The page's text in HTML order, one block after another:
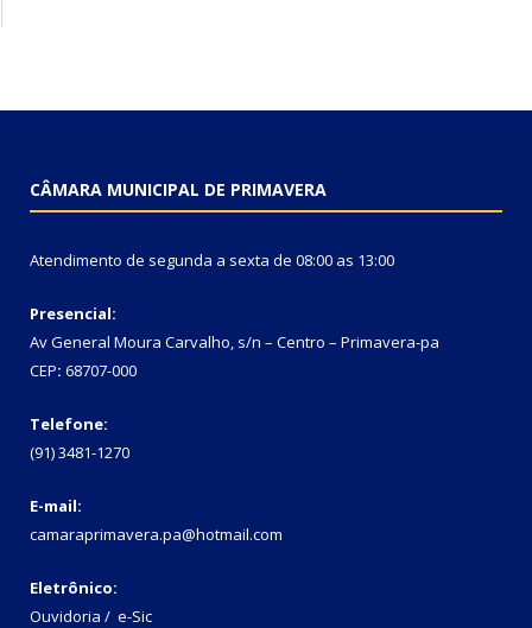
CÂMARA MUNICIPAL DE PRIMAVERA
Atendimento de segunda a sexta de 08:00 as 13:00
Presencial:
Av General Moura Carvalho, s/n – Centro – Primavera-pa
CEP: 68707-000
Telefone:
(91) 3481-1270
E-mail:
camaraprimavera.pa@hotmail.com
Eletrônico:
Ouvidoria / e-Sic